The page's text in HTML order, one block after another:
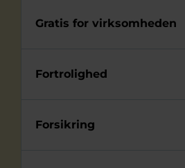
Gratis for virksomheden
Fortrolighed
Forsikring